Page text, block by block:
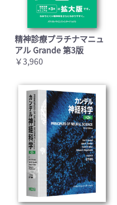
精神診療プラチナマニュ
アル Grande 第3版
￥3,960